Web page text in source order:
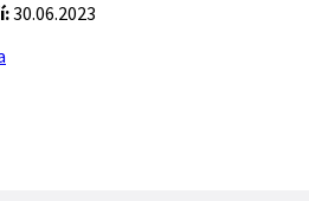
30.06.2023